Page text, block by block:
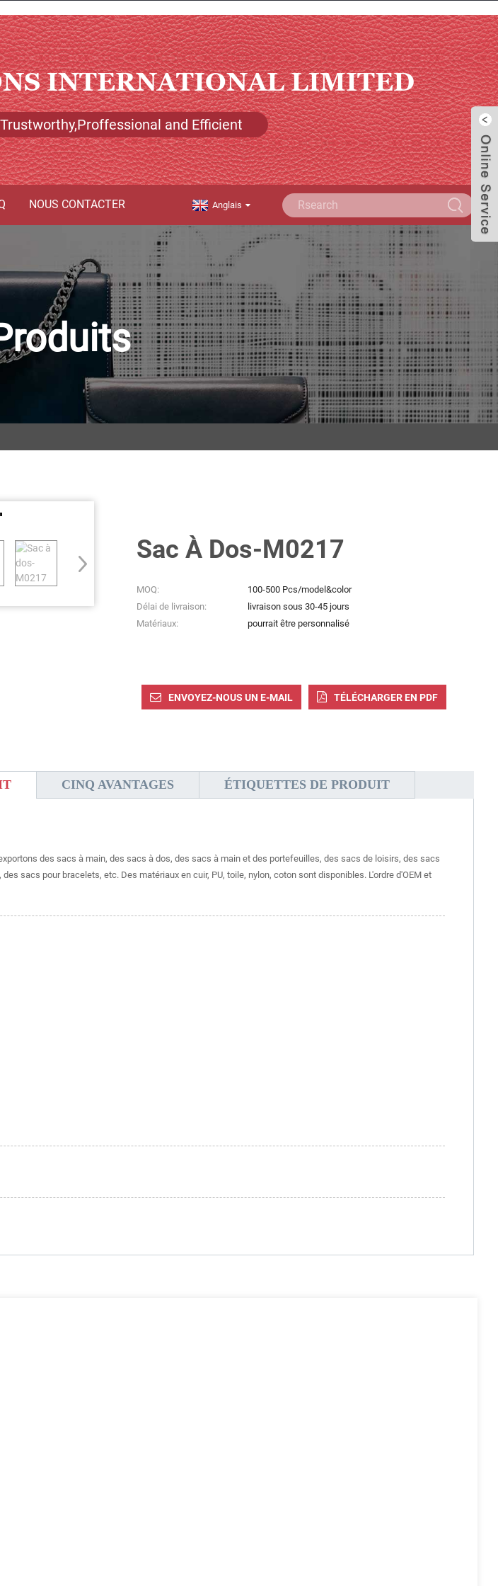
INTERNATIONAL LIMITED
Trustworthy,Proffessional and Efficient
NOUS CONTACTER Anglais
Sac À Dos-M0217
MOQ:
100-500 Pcs/model&color
Délai de livraison:
livraison sous 30-45 jours
Matériaux:
pourrait être personnalisé
ENVOYEZ-NOUS UN E-MAIL TÉLÉCHARGER EN PDF
CINQ AVANTAGES ÉTIQUETTES DE PRODUIT
des sacs à main, des sacs à dos, des sacs à main et des portefeuilles, des sacs de loisirs, des sacs
sacs pour bracelets, etc. Des matériaux en cuir, PU, ​​toile, nylon, coton sont disponibles. L'ordre d'OEM et